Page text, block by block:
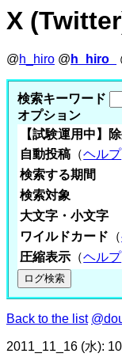
X
@h_hiro @ h_hiro_
検索キーワード
オプション
【試験運用中】
自動投稿 （ヘルプ
検索する期間
検索対象
大文字・小文字
ワイルドカード （
圧縮表示 （ヘルプ
Back to the list
2011_11_16 (水):